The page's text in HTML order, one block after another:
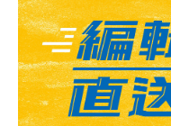
（Tebuconazole）
區的汐止無招商攤商販
克隆（Pencycuron）
局、臺北市政府衛生局
處6萬元以上5,000萬元
長林冠蓁表示，「凡殺